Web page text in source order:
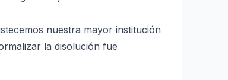
nuestra mayor institución
la disolución fue